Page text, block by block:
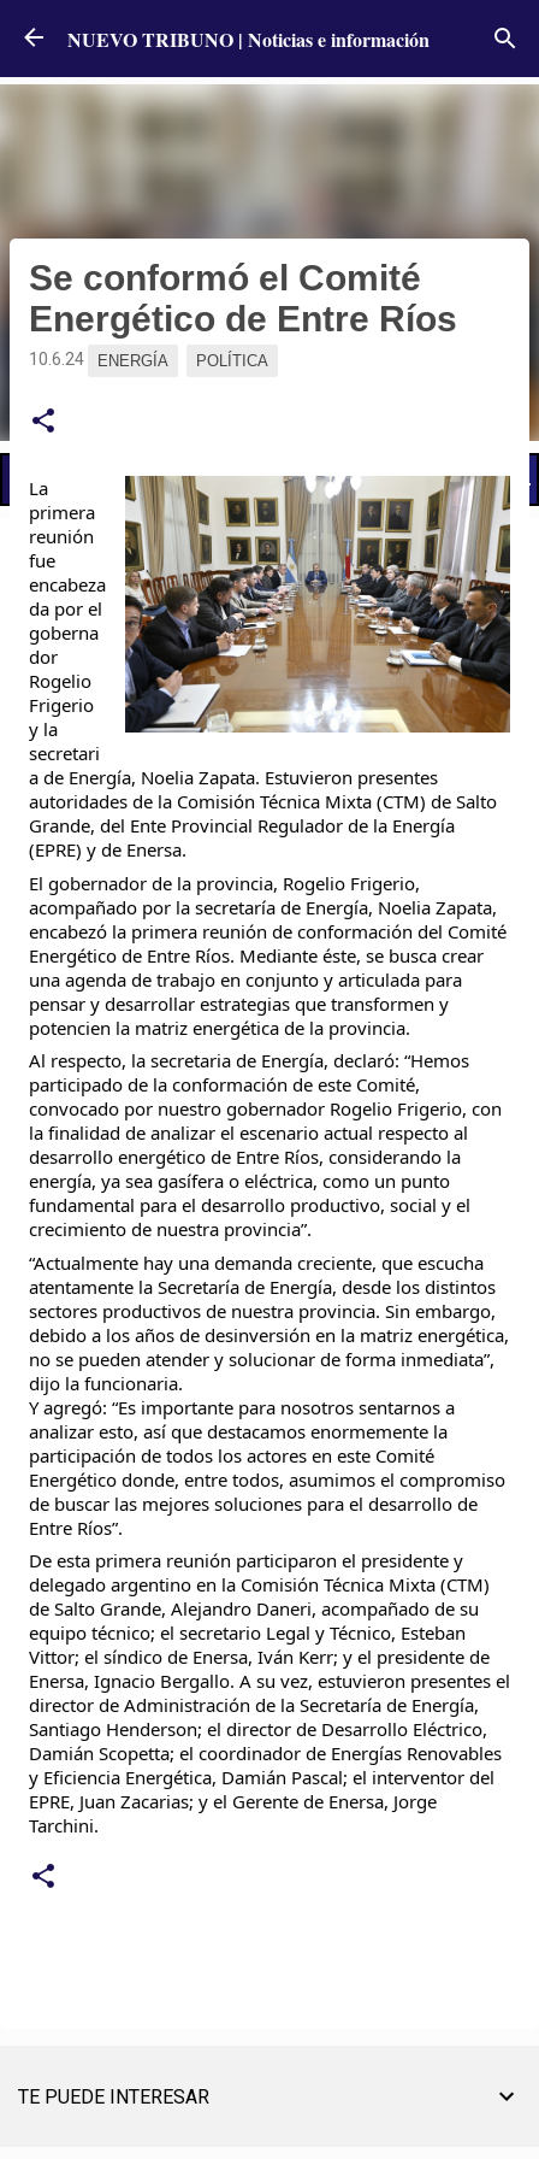
Ir al contenido principal
NUEVO TRIBUNO | Noticias e información
📢 LO ÚLTIMO El Gobierno postergó la reunión paritaria con estatales
Se conformó el Comité
Energético de Entre Ríos
10.6.24 ENERGÍA POLÍTICA
La
primera
reunión
fue
encabeza
da por el
goberna
dor
Rogelio
Frigerio
y la
secretari
a de Energía, Noelia Zapata. Estuvieron presentes
autoridades de la Comisión Técnica Mixta (CTM) de Salto
Grande, del Ente Provincial Regulador de la Energía
(EPRE) y de Enersa.
El gobernador de la provincia, Rogelio Frigerio,
acompañado por la secretaría de Energía, Noelia Zapata,
encabezó la primera reunión de conformación del Comité
Energético de Entre Ríos. Mediante éste, se busca crear
una agenda de trabajo en conjunto y articulada para
pensar y desarrollar estrategias que transformen y
potencien la matriz energética de la provincia.
Al respecto, la secretaria de Energía, declaró: “Hemos
participado de la conformación de este Comité,
convocado por nuestro gobernador Rogelio Frigerio, con
la finalidad de analizar el escenario actual respecto al
desarrollo energético de Entre Ríos, considerando la
energía, ya sea gasífera o eléctrica, como un punto
fundamental para el desarrollo productivo, social y el
crecimiento de nuestra provincia”.
“Actualmente hay una demanda creciente, que escucha
atentamente la Secretaría de Energía, desde los distintos
sectores productivos de nuestra provincia. Sin embargo,
debido a los años de desinversión en la matriz energética,
no se pueden atender y solucionar de forma inmediata”,
dijo la funcionaria.
Y agregó: “Es importante para nosotros sentarnos a
analizar esto, así que destacamos enormemente la
participación de todos los actores en este Comité
Energético donde, entre todos, asumimos el compromiso
de buscar las mejores soluciones para el desarrollo de
Entre Ríos”.
De esta primera reunión participaron el presidente y
delegado argentino en la Comisión Técnica Mixta (CTM)
de Salto Grande, Alejandro Daneri, acompañado de su
equipo técnico; el secretario Legal y Técnico, Esteban
Vittor; el síndico de Enersa, Iván Kerr; y el presidente de
Enersa, Ignacio Bergallo. A su vez, estuvieron presentes el
director de Administración de la Secretaría de Energía,
Santiago Henderson; el director de Desarrollo Eléctrico,
Damián Scopetta; el coordinador de Energías Renovables
y Eficiencia Energética, Damián Pascal; el interventor del
EPRE, Juan Zacarias; y el Gerente de Enersa, Jorge
Tarchini.
TE PUEDE INTERESAR